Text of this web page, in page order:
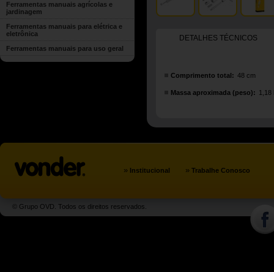
Ferramentas manuais agrícolas e
jardinagem
Ferramentas manuais para elétrica e
eletrônica
Ferramentas manuais para uso geral
DETALHES TÉCNICOS
Comprimento total: 48 cm
Massa aproximada (peso): 1,18
» Institucional » Trabalhe Conosco
© Grupo OVD. Todos os direitos reservados.